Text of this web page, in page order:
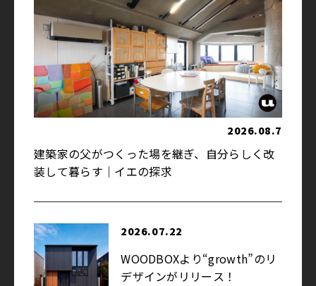
2026.08.7
建築家の父がつくった場を継ぎ、自分らしく改
装して暮らす｜イエの探求
2026.07.22
WOODBOXより“growth”のリ
デザインがリリース！